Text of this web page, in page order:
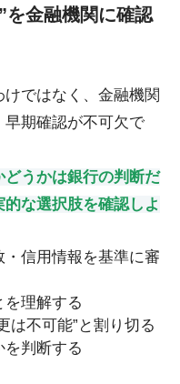
を金融機関に確認
ではなく、金融機関
期確認が不可欠で
どうかは銀行の判断だ
な選択肢を確認しよ
信用情報を基準に審
理解する
は不可能”と割り切る
判断する